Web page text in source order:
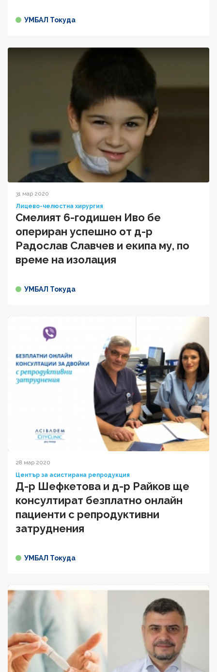
УМБАЛ Токуда
31 мар 2020
Лицево-челюстна хирургия
Смелият 6-годишен Иво бе
опериран успешно от д-р
Радослав Славчев и екипа му, по
време на изолация
УМБАЛ Токуда
28 мар 2020
Център за асистирана репродукция
Д-р Шефкетова и д-р Райков ще
консултират безплатно онлайн
пациенти с репродуктивни
затруднения
УМБАЛ Токуда